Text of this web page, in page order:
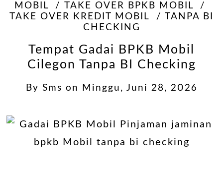
MOBIL
TAKE OVER BPKB MOBIL
TAKE OVER KREDIT MOBIL
TANPA BI
CHECKING
Tempat Gadai BPKB Mobil
Cilegon Tanpa BI Checking
By Sms on Minggu, Juni 28, 2026